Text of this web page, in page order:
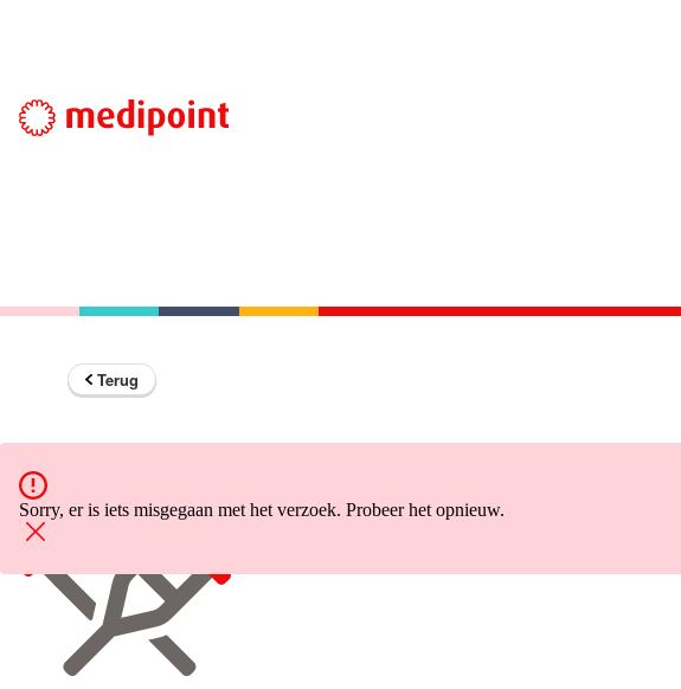
Terug
Sorry, er is iets misgegaan met het verzoek. Probeer het opnieuw.